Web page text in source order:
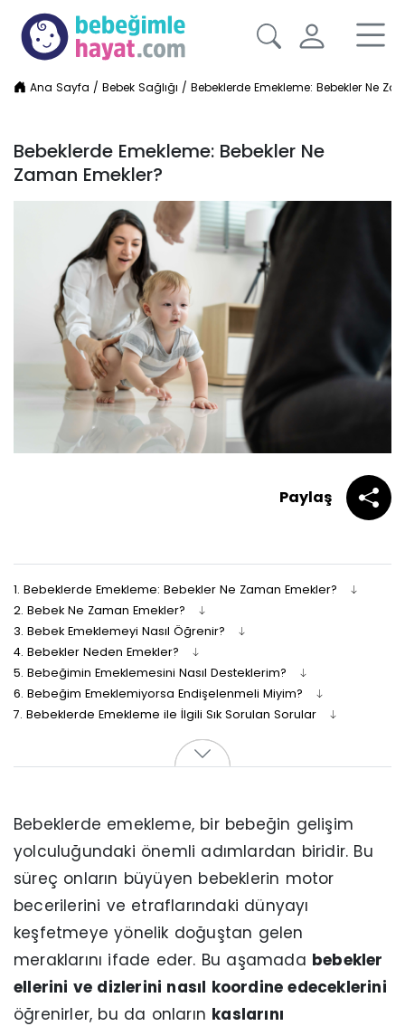
Ana Sayfa /Bebek Sağlığı /Bebeklerde Emekleme: Bebekler Ne
Bebeklerde Emekleme: Bebekler Ne
Zaman Emekler?
Paylaş
1. Bebeklerde Emekleme: Bebekler Ne Zaman Emekler?
2. Bebek Ne Zaman Emekler?
3. Bebek Emeklemeyi Nasıl Öğrenir?
4. Bebekler Neden Emekler?
5. Bebeğimin Emeklemesini Nasıl Desteklerim?
6. Bebeğim Emeklemiyorsa Endişelenmeli Miyim?
7. Bebeklerde Emekleme ile İlgili Sık Sorulan Sorular
Bebeklerde emekleme, bir bebeğin gelişim
yolculuğundaki önemli adımlardan biridir. Bu
süreç onların büyüyen bebeklerin motor
becerilerini ve etraflarındaki dünyayı
keşfetmeye yönelik doğuştan gelen
meraklarını ifade eder. Bu aşamada bebekler
ellerini ve dizlerini nasıl koordine edeceklerini
öğrenirler, bu da onların kaslarını